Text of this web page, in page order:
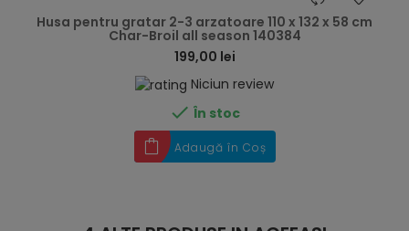
Husa pentru gratar 2-3 arzatoare 110 x 132 x 58 cm
Char-Broil all season 140384
199,00 lei
Niciun review
 În stoc
Adaugă în Coș